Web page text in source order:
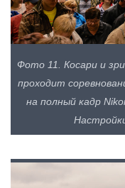
Фото 11. Косари и
проходит
на полный кадр